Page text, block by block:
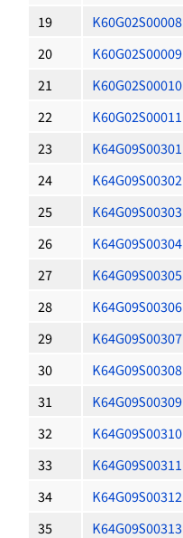
19
K60G02S00008
20
K60G02S00009
21
K60G02S00010
22
K60G02S00011
23
K64G09S00301
24
K64G09S00302
25
K64G09S00303
26
K64G09S00304
27
K64G09S00305
28
K64G09S00306
29
K64G09S00307
30
K64G09S00308
31
K64G09S00309
32
K64G09S00310
33
K64G09S00311
34
K64G09S00312
35
K64G09S00313